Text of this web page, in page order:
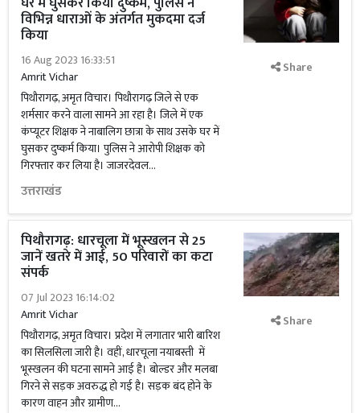
विभिन्न धाराओं के अंतर्गत मुकदमा दर्ज
किया
16 Aug 2023 16:33:51
Amrit Vichar
पिथौरागढ़, अमृत विचार। पिथौरागढ़ जिले से एक
शर्मसार करने वाला सामने आ रहा है। जिले में एक
कंप्यूटर शिक्षक ने नाबालिग छात्रा के साथ उसके घर में
घुसकर दुष्कर्म किया। पुलिस ने आरोपी शिक्षक को
गिरफ्तार कर लिया है। जाजरदेवल...
उत्तराखंड
Share
पिथौरागढ़: धारचूला में भूस्खलन से 25
जानें खतरे में आई, 50 परिवारों का कटा
संपर्क
07 Jul 2023 16:14:02
Amrit Vichar
पिथौरागढ़, अमृत विचार। प्रदेश में लगातार भारी बारिश
का सिलसिला जारी है। वहीं, धारचूला नयाबस्ती में
भूस्खलन की घटना सामने आई है। बोल्डर और मलबा
गिरने से सड़क अवरुद्ध हो गई है। सड़क बंद होने के
कारण वाहन और ग्रामीण...
Share